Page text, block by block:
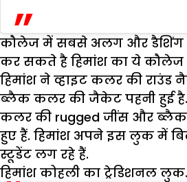
कौलेज में सबसे अलग और डैशिंग
कर सकते है हिमांश का ये
हिमांश ने व्हाइट कलर की राउंड
ब्लैक कलर की जैकेट पहनी हुई है.
कलर की rugged जींस और
हुए हैं. हिमांश अपने इस लुक में
स्टूडेंट लग रहे हैं.
हिमांश कोहली का ट्रेडिशनल